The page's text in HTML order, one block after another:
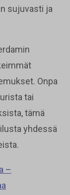
sujuvasti ja
Onpa
tai
tämä
yhdessä
–